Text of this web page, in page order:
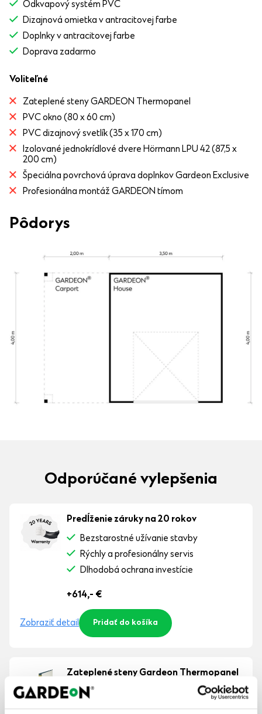
Odkvapový systém PVC
Dizajnová omietka v antracitovej farbe
Doplnky v antracitovej farbe
Doprava zadarmo
Voliteľné
Zateplené steny GARDEON Thermopanel
PVC okno (80 x 60 cm)
PVC dizajnový svetlík (35 x 170 cm)
Izolované jednokrídlové dvere Hörmann LPU 42 (87,5 x
200 cm)
Špeciálna povrchová úprava doplnkov Gardeon Exclusive
Profesionálna montáž GARDEON tímom
Pôdorys
Odporúčané vylepšenia
Predĺženie záruky na 20 rokov
Bezstarostné užívanie stavby
Rýchly a profesionálny servis
Dlhodobá ochrana investície
+614,- €
Zobraziť detail Pridať do košíka
Zateplené steny Gardeon Thermopanel
Väčší komfort v zime i v lete
Menej hluku z vonku